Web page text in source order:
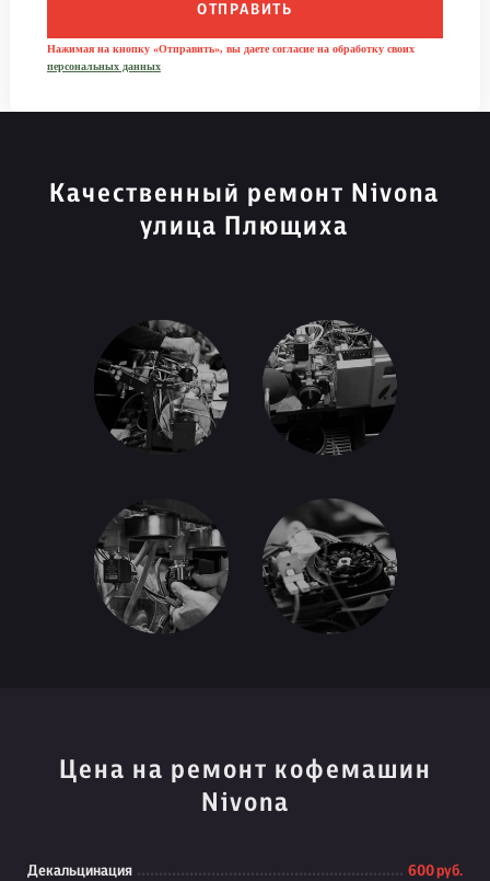
ОТПРАВИТЬ
Нажимая на кнопку «Отправить», вы даете согласие на обработку своих
персональных данных
Качественный ремонт Nivona
улица Плющиха
Цена на ремонт кофемашин
Nivona
Декальцинация 600 руб.